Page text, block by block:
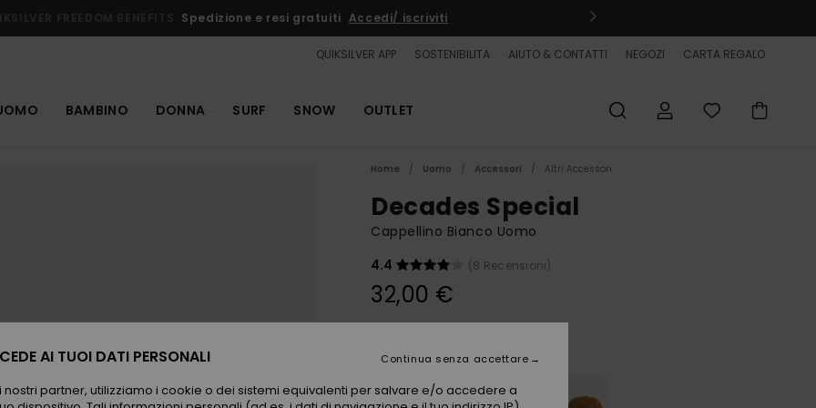
FREEDOM BENEFITS Spedizione e resi gratuiti Accedi/ iscriviti
QUIKSILVER APP SOSTENIBILITA AIUTO & CONTATTI NEGOZI CARTA REGALO
BAMBINO DONNA SURF SNOW OUTLET
Home Uomo Accessori Altri Accessori
Decades Special
Cappellino Bianco Uomo
4.4
(8 Recensioni)
32,00 €
AI TUOI DATI PERSONALI
partner, utilizziamo i cookie o dei sistemi equivalenti per salvare e/o accedere a
Continua senza accettare